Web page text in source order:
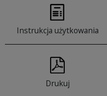
Instrukcja użytkowania
Drukuj